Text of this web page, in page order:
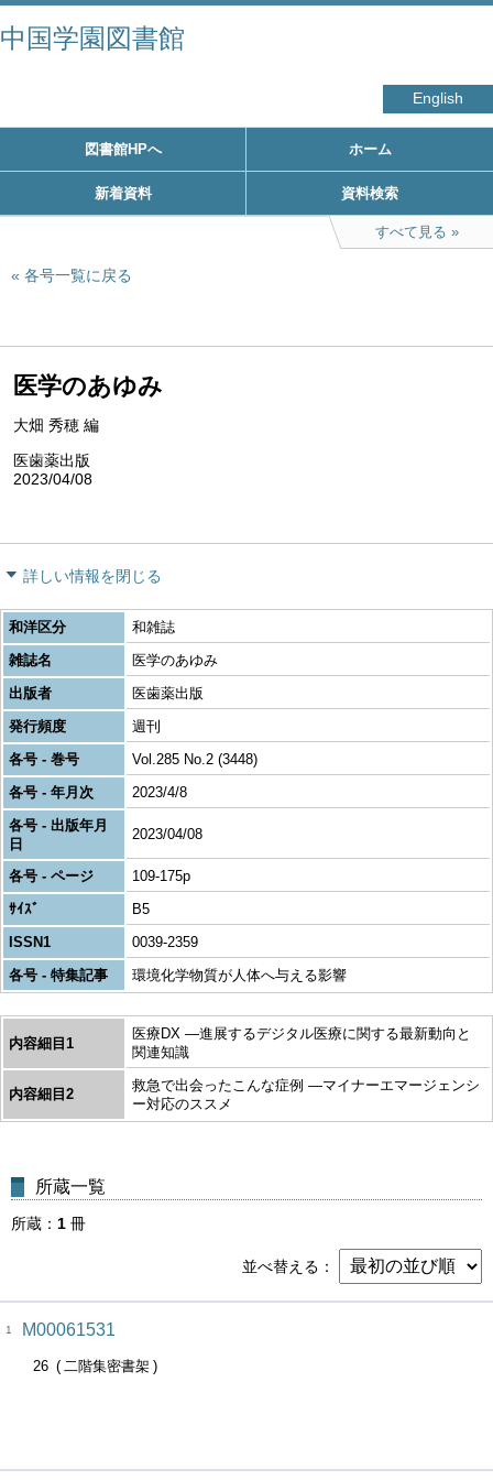
中国学園図書館
English
図書館HPへ ホーム
新着資料 資料検索
すべて見る
各号一覧に戻る
医学のあゆみ
大畑 秀穂 編
医歯薬出版
2023/04/08
詳しい情報を閉じる
和洋区分
和雑誌
雑誌名
医学のあゆみ
出版者
医歯薬出版
発行頻度
週刊
各号 - 巻号
Vol.285 No.2 (3448)
各号 - 年月次
2023/4/8
各号 - 出版年月
日
2023/04/08
各号 - ページ
109-175p
ｻｲｽﾞ
B5
ISSN1
0039-2359
各号 - 特集記事
環境化学物質が人体へ与える影響
内容細目1
医療DX ―進展するデジタル医療に関する最新動向と
関連知識
内容細目2
救急で出会ったこんな症例 ―マイナーエマージェンシ
ー対応のススメ
所蔵一覧
所蔵 1 冊
並べ替える
1 M00061531
26 二階集密書架